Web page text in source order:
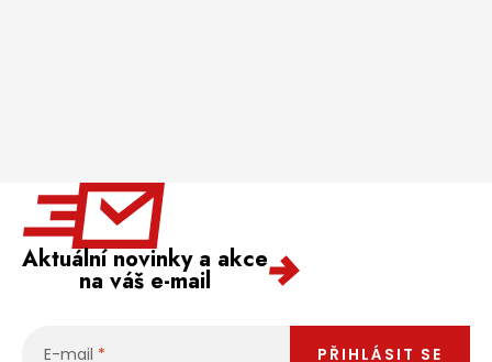
Aktuální novinky a akce
na váš e-mail
E-mail PŘIHLÁSIT SE